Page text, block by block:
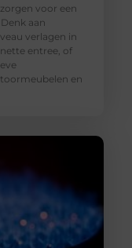
voor een
aan
verlagen in
entree, of
en